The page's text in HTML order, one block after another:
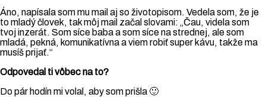
Áno, napísala som mu mail aj so životopisom. Vedela som, že je
to mladý človek, tak môj mail začal slovami: „Čau, videla som
tvoj inzerát. Som síce baba a som síce na strednej, ale som
mladá, pekná, komunikatívna a viem robiť super kávu, takže ma
musíš prijať.“
Odpovedal ti vôbec na to?
Do pár hodín mi volal, aby som prišla 🙂